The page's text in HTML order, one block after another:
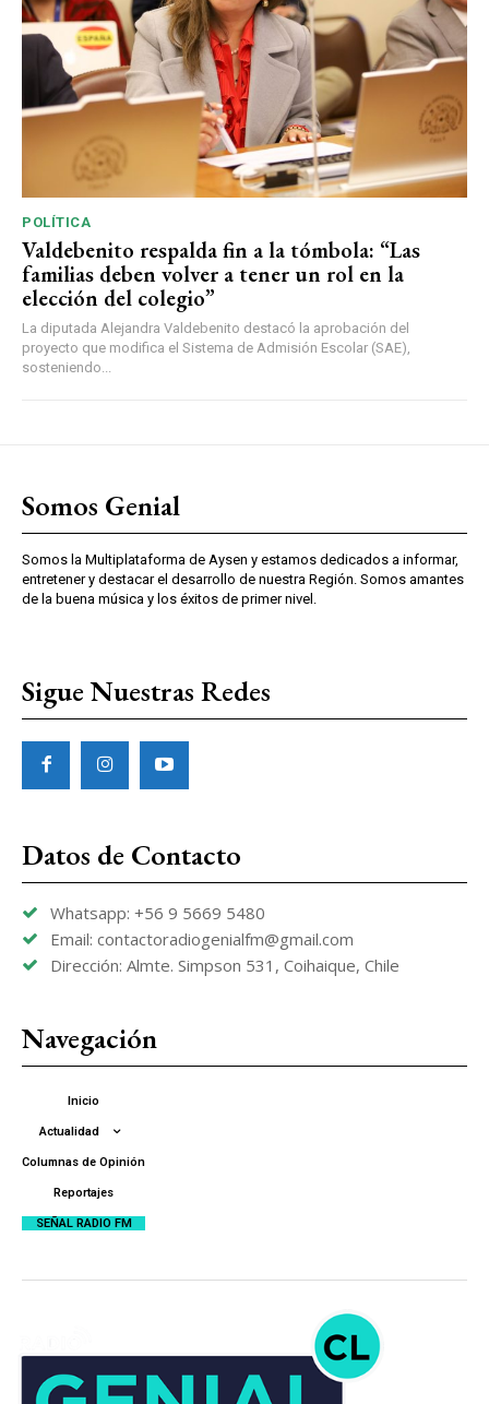
POLÍTICA
Valdebenito respalda fin a la tómbola: “Las
familias deben volver a tener un rol en la
elección del colegio”
La diputada Alejandra Valdebenito destacó la aprobación del
proyecto que modifica el Sistema de Admisión Escolar (SAE),
sosteniendo...
Somos Genial
Somos la Multiplataforma de Aysen y estamos dedicados a informar,
entretener y destacar el desarrollo de nuestra Región. Somos amantes
de la buena música y los éxitos de primer nivel.
Sigue Nuestras Redes
Datos de Contacto
Whatsapp: +56 9 5669 5480
Email: contactoradiogenialfm@gmail.com
Dirección: Almte. Simpson 531, Coihaique, Chile
Navegación
Inicio
Actualidad
Columnas de Opinión
Reportajes
SEÑAL RADIO FM